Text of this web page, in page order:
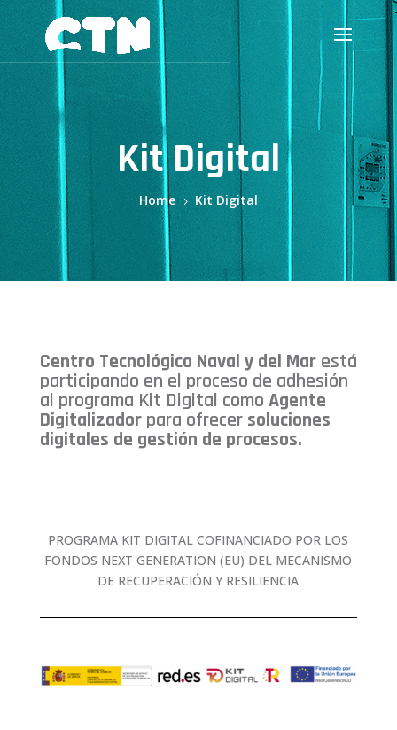
Kit Digital
Home 5 Kit Digital
Centro Tecnológico Naval y del Marestá
participando en el proceso de adhesión
al programa Kit Digital como Agente
Digitalizadorpara ofrecer soluciones
digitales de gestión de procesos.
PROGRAMA KIT DIGITAL COFINANCIADO POR LOS
FONDOS NEXT GENERATION (EU) DEL MECANISMO
DE RECUPERACIÓN Y RESILIENCIA